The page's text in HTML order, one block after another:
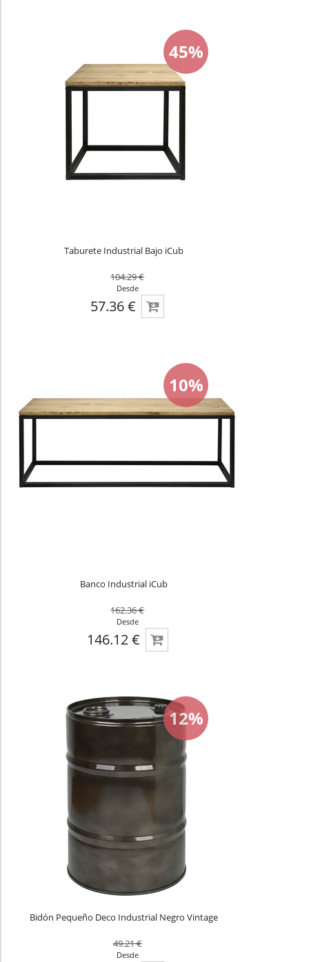
45%
Taburete Industrial Bajo iCub
104.29 €
Desde
57.36 €
10%
Banco Industrial iCub
162.36 €
Desde
146.12 €
12%
Bidón Pequeño Deco Industrial Negro Vintage
49.21 €
Desde